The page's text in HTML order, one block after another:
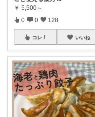
￥ 5,500～
0 0 128
コレ いいね